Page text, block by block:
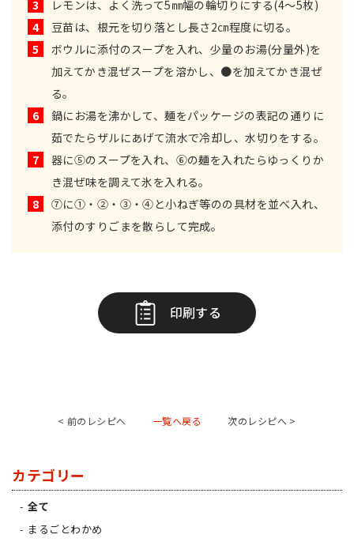
3
レモンは、よく洗って5㎜幅の輪切りにする(4～5枚)
4
豆苗は、根元を切り落とし長さ2㎝程度に切る。
5
ボウルに添付のスープを入れ、少量のお湯(分量外)を
加えてかき混ぜスープを溶かし、●を加えてかき混ぜ
る。
6
鍋にお湯を沸かして、麺をパッケージの表記の通りに
茹でたらザルにあげて流水で冷却し、水切りをする。
7
器に⑤のスープを入れ、⑥の麺を入れたらゆっくりか
き混ぜ味を調えて氷を入れる。
8
⑦に①・②・③・④と小ねぎ等のの具材を並べ入れ、
添付のすりごまを散らして完成。
印刷する
< 前のレシピへ 一覧へ戻る 次のレシピへ >
カテゴリー
全て
まるごとわかめ